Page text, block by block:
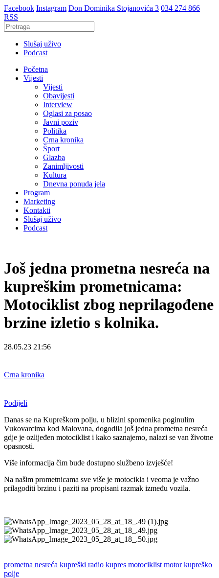
Facebook Instagram Don Dominika Stojanovića 3 034 274 866
RSS
Slušaj uživo
Podcast
Početna
Vijesti
Vijesti
Obavijesti
Interview
Oglasi za posao
Javni poziv
Politika
Crna kronika
Šport
Glazba
Zanimljivosti
Kultura
Dnevna ponuda jela
Program
Marketing
Kontakti
Slušaj uživo
Podcast
Još jedna prometna nesreća na
kupreškim prometnicama:
Motociklist zbog neprilagođene
brzine izletio s kolnika.
28.05.23 21:56
Crna kronika
Podijeli
Danas se na Kupreškom polju, u blizini spomenika poginulim
Vukovarcima kod Malovana, dogodila još jedna prometna nesreća
gdje je ozlijeđen motociklist i kako saznajemo, nalazi se van životne
opasnosti.
Više informacija čim bude dostupno službeno izvješće!
Na našim prometnicama sve više je motocikla i veoma je važno
prilagoditi brzinu i paziti na propisani razmak između vozila.
prometna nesreća kupreški radio kupres motociklist motor kupreško
polje